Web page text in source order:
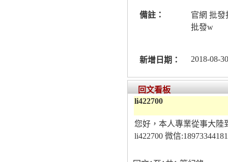
備註：
官網 批
批發w
新增日期： 2018-08-
回文看板
li422700
您好，本人專業從事大陸
li422700 微信